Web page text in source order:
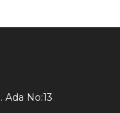
Ada No:13